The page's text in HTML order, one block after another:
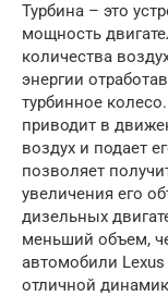
Турбина – это
мощность
количества
энергии
турбинное
приводит в
воздух и подает
позволяет
увеличения его
дизельных
меньший объем,
автомобили
отличной